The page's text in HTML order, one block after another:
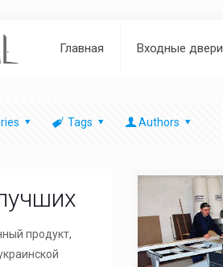
Главная Входные двери
Tags Authors
продукт,